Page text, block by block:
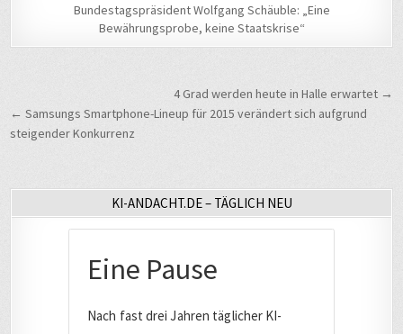
Bundestagspräsident Wolfgang Schäuble: „Eine
Bewährungsprobe, keine Staatskrise“
Beitragsnavigation4 Grad werden heute in Halle erwartet →
← Samsungs Smartphone-Lineup für 2015 verändert sich aufgrund
steigender Konkurrenz
KI-ANDACHT.DE – TÄGLICH NEU